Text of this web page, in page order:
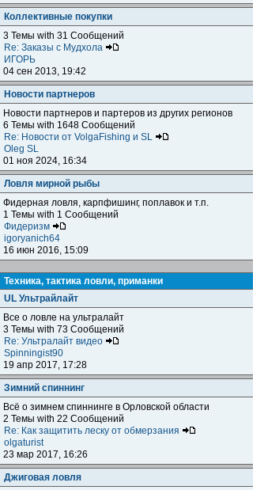
Коллективные покупки
3 Темы with 31 Сообщений
Re: Заказы с Мудхола
ИГОРЬ
04 сен 2013, 19:42
Новости партнеров
Новости партнеров и партеров из других регионов
6 Темы with 1648 Сообщений
Re: Новости от VolgaFishing и SL
Oleg SL
01 ноя 2024, 16:34
Ловля мирной рыбы
Фидерная ловля, карпфишинг, поплавок и т.п.
1 Темы with 1 Сообщений
Фидеризм
igoryanich64
16 июн 2016, 15:09
Техника, тактика ловли, приманки
UL Ультрайлайт
Все о ловле на ультралайт
3 Темы with 73 Сообщений
Re: Ультралайт видео
Spinningist90
19 апр 2017, 17:28
Зимний спиннинг
Всё о зимнем спиннинге в Орловской области
2 Темы with 22 Сообщений
Re: Как защитить леску от обмерзания
olgaturist
23 мар 2017, 16:26
Джиговая ловля